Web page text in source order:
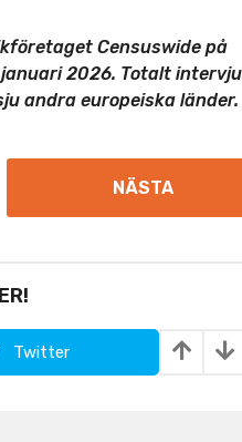
Censuswide på
2026. Totalt
andra europeiska länder.
NÄSTA
Twitter